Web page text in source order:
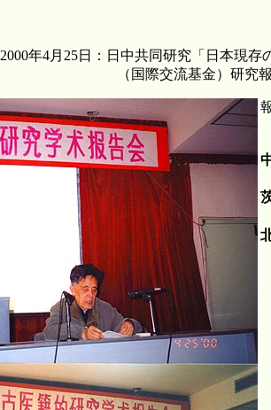
2000年4月25日：日中共同研究「日本現
（国際交流基金）研究